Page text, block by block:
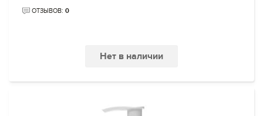
ОТЗЫВОВ: 0
Нет в наличии